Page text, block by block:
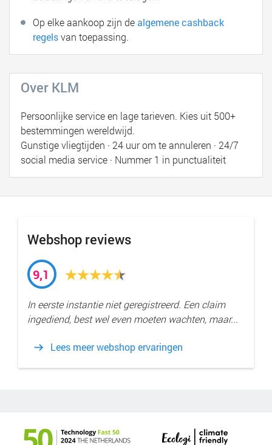
Op elke aankoop zijn dealgemene cashback
regelsvan toepassing.
Over KLM
Persoonlijke service en lage tarieven. Kies uit 500+
bestemmingen wereldwijd.
Gunstige vliegtijden · 24 uur om te annuleren · 24/7
social media service · Nummer 1 in punctualiteit
Webshop reviews
9,1
In eerste instantie niet geregistreerd. Een claim
ingediend, best wel even moeten wachten, maar...
Lees meer webshop ervaringen